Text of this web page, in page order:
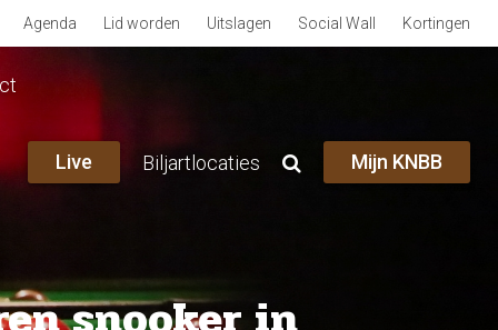
Agenda Lid worden Uitslagen Social Wall Kortingen
Live Biljartlocaties Mijn KNBB